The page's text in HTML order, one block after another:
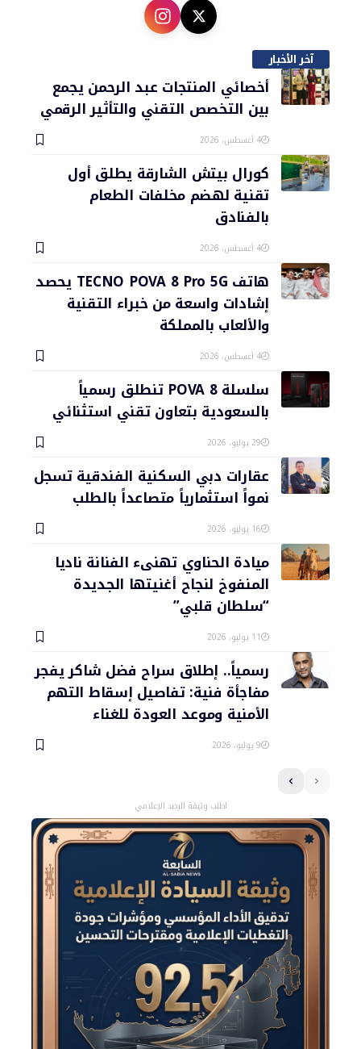
آخر الأخبار
أخصائي المنتجات عبد الرحمن يجمع
بين التخصص التقني والتأثير الرقمي
4 أغسطس، 2026
كورال بيتش الشارقة يطلق أول
تقنية لهضم مخلفات الطعام
بالفنادق
4 أغسطس، 2026
هاتف TECNO POVA 8 Pro 5G يحصد
إشادات واسعة من خبراء التقنية
والألعاب بالمملكة
4 أغسطس، 2026
سلسلة POVA 8 تنطلق رسمياً
بالسعودية بتعاون تقني استثنائي
29 يوليو، 2026
عقارات دبي السكنية الفندقية تسجل
نمواً استثمارياً متصاعداً بالطلب
16 يوليو، 2026
ميادة الحناوي تهنىء الفنانة ناديا
المنفوخ لنجاح أغنيتها الجديدة
“سلطان قلبي”
11 يوليو، 2026
رسمياً.. إطلاق سراح فضل شاكر يفجر
مفاجأة فنية: تفاصيل إسقاط التهم
الأمنية وموعد العودة للغناء
9 يوليو، 2026
اطلب وثيقة الرصد الإعلامي